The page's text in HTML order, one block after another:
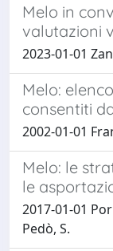
Melo in
valutazioni
2023-01-01
Melo:
consentiti
2002-01-01
Melo: le
le
2017-01-01
Pedò, S.